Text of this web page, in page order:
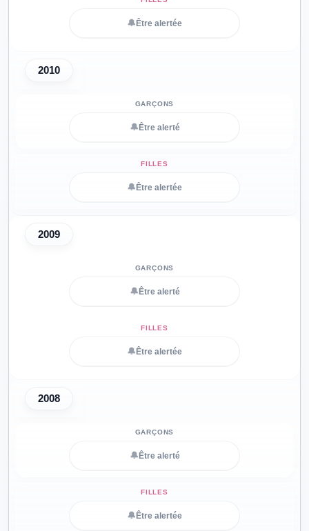
🔔 Être alertée
2010
🔔 Être alerté
🔔 Être alertée
2009
🔔 Être alerté
🔔 Être alertée
2008
🔔 Être alerté
🔔 Être alertée